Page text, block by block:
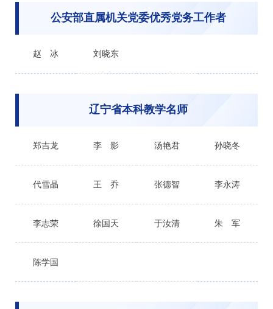
公安部直属机关党委优秀党务工作者
赵 冰 刘晓东
辽宁省本科教学名师
郑吉龙 李 影 汤艳君 孙晓冬
代雪晶 王 乔 张德智 李永涛
李志荣 徐国天 于汝清 朱 军
陈学国